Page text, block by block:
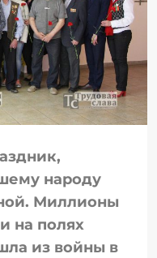
народу
Миллионы
на полях
из войны в